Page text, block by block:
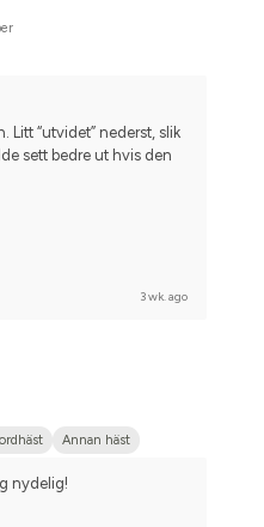
Litt “utvidet” nederst, slik
sett bedre ut hvis den
3 wk. ago
Annan häst
nydelig!